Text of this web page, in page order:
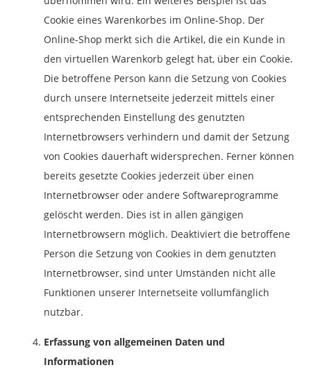
Cookie eines Warenkorbes im Online-Shop. Der
Online-Shop merkt sich die Artikel, die ein Kunde in
den virtuellen Warenkorb gelegt hat, über ein Cookie.
Die betroffene Person kann die Setzung von Cookies
durch unsere Internetseite jederzeit mittels einer
entsprechenden Einstellung des genutzten
Internetbrowsers verhindern und damit der Setzung
von Cookies dauerhaft widersprechen. Ferner können
bereits gesetzte Cookies jederzeit über einen
Internetbrowser oder andere Softwareprogramme
gelöscht werden. Dies ist in allen gängigen
Internetbrowsern möglich. Deaktiviert die betroffene
Person die Setzung von Cookies in dem genutzten
Internetbrowser, sind unter Umständen nicht alle
Funktionen unserer Internetseite vollumfänglich
nutzbar.
Erfassung von allgemeinen Daten und
Informationen